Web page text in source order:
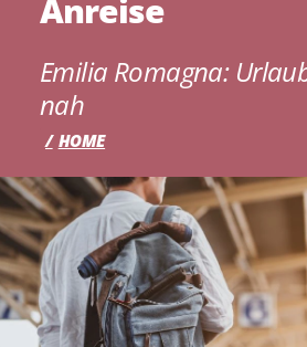
Anreise
Emilia Romagna:
nah
HOME